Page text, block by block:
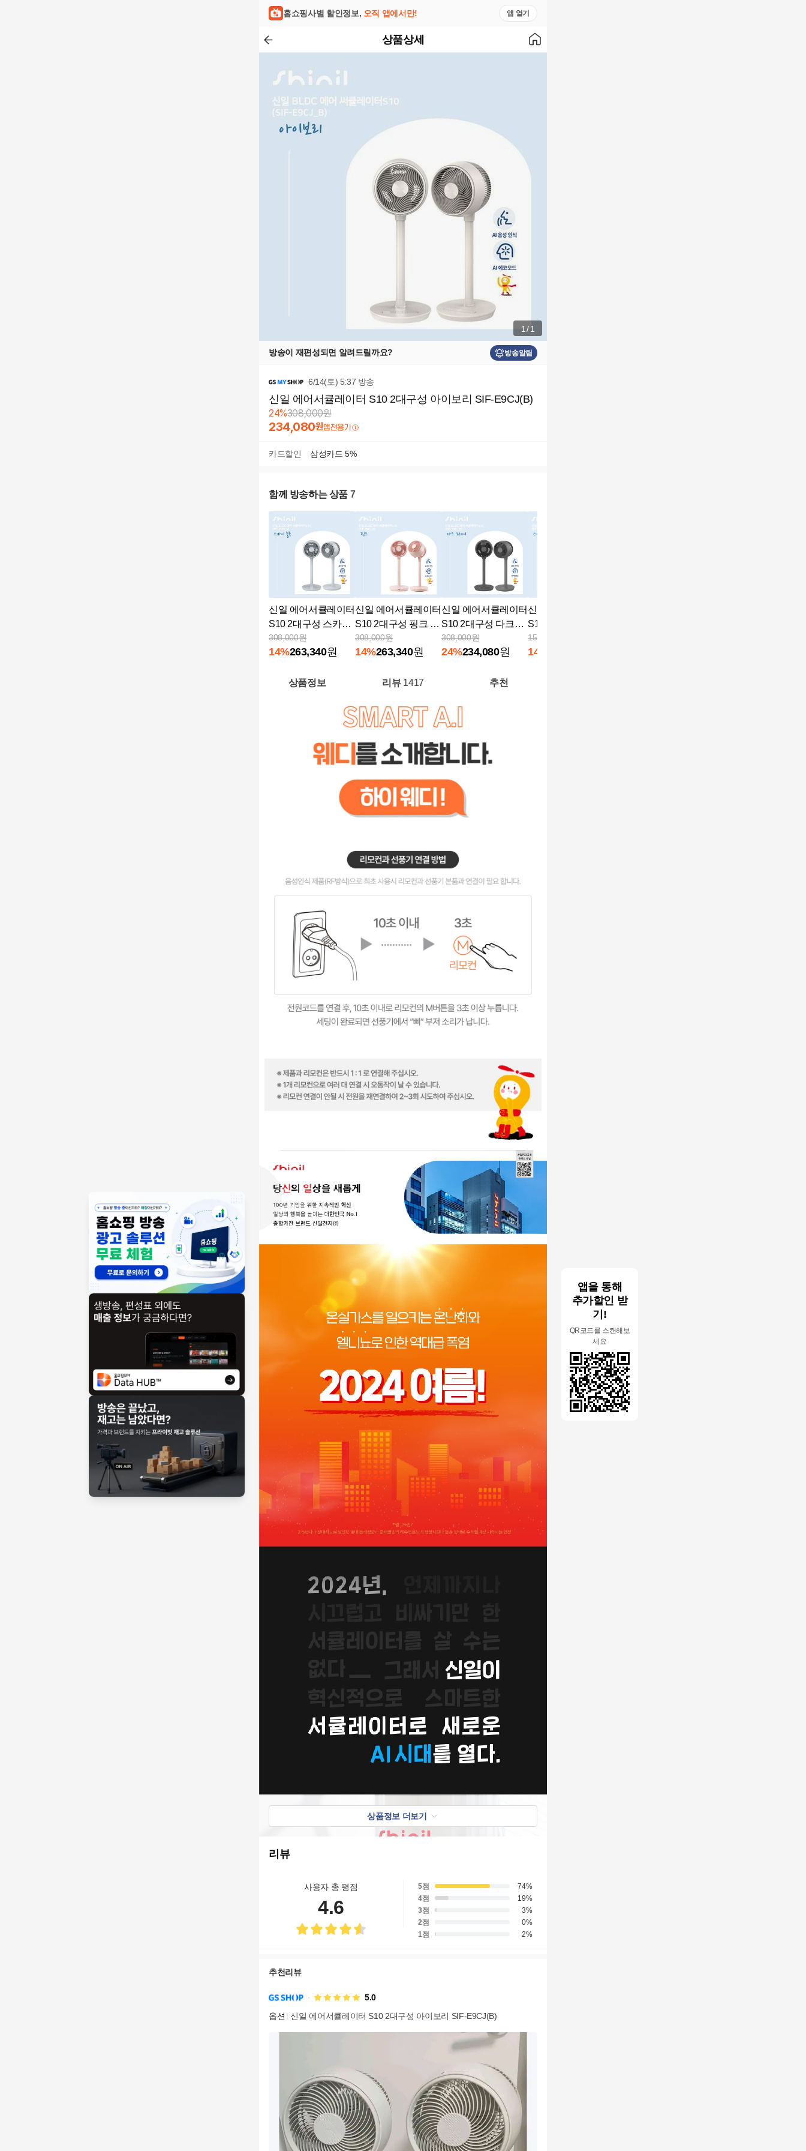
앱을 통해
추가할인 받
기!
QR코드를 스캔해보
세요
홈쇼핑사별 할인정보, 오직 앱에서만! 앱 열기
상품상세
1 / 1
방송이 재편성되면 알려드릴까요? 방송알림
6/14(토) 5:37 방송
신일 에어서큘레이터 S10 2대구성 아이보리 SIF-E9CJ(B)
24%308,000원
234,080원앱전용가
카드할인 삼성카드 5%
함께 방송하는 상품 7
신일 에어서큘레이터
S10 2대구성 스카이
블루 SIF-E9CJ(V)
308,000원
14%263,340원
신일 에어서큘레이터
S10 2대구성 핑크 SI
F-E9CJ(P)
308,000원
14%263,340원
신일 에어서큘레이터
S10 2대구성 다크그
레이 SIF-E9CJ(G)
308,000원
24%234,080원
신일 에어서큘레이터
S10 1대구성 스카이
블루 SIF-E9CJ(V)
159,000
14
상품정보 리뷰 1417 추천
상품정보 더보기
리뷰
사용자 총 평점
4.6
5점 74%
4점
19%
3점
3%
2점
0%
1점
2%
추천리뷰
5.0
옵션
신일 에어서큘레이터 S10 2대구성 아이보리 SIF-E9CJ(B)